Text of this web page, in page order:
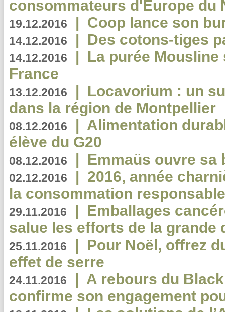
consommateurs d'Europe du
19.12.2016 | Coop lance son
14.12.2016 | Des cotons-tiges
14.12.2016 | La purée
France
13.12.2016 | Locavorium : un
dans la région de Montpellier
08.12.2016 | Alimentation
élève du G20
08.12.2016 | Emmaüs ouvre sa
02.12.2016 | 2016, année
la consommation
29.11.2016 | Emballages
salue les efforts de la grande
25.11.2016 | Pour Noël, offrez
effet de serre
24.11.2016 | A rebours du
confirme son engagement